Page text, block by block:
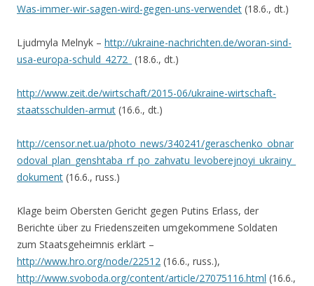
Was-immer-wir-sagen-wird-gegen-uns-verwendet (18.6., dt.)
Ljudmyla Melnyk – http://ukraine-nachrichten.de/woran-sind-
usa-europa-schuld_4272_ (18.6., dt.)
http://www.zeit.de/wirtschaft/2015-06/ukraine-wirtschaft-
staatsschulden-armut (16.6., dt.)
http://censor.net.ua/photo_news/340241/geraschenko_obnar
odoval_plan_genshtaba_rf_po_zahvatu_levoberejnoyi_ukrainy_
dokument (16.6., russ.)
Klage beim Obersten Gericht gegen Putins Erlass, der
Berichte über zu Friedenszeiten umgekommene Soldaten
zum Staatsgeheimnis erklärt –
http://www.hro.org/node/22512 (16.6., russ.),
http://www.svoboda.org/content/article/27075116.html (16.6.,